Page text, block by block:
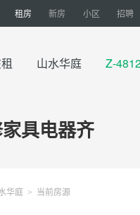
租房 新房 小区 招聘
山水华庭 Z-
具电器齐
华庭 > 当前房源